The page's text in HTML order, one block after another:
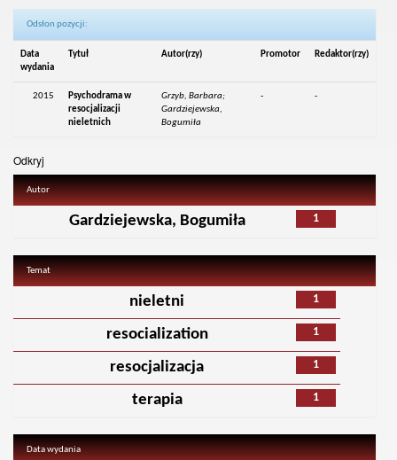
Odsłon pozycji:
Data
wydania
Tytuł Autor(rzy) Promotor Redaktor(rzy)
2015
Psychodrama w
resocjalizacji
nieletnich
Grzyb, Barbara;
Gardziejewska,
Bogumiła
- -
Odkryj
Autor
1
Gardziejewska, Bogumiła
Temat
1
nieletni
1
resocialization
1
resocjalizacja
1
terapia
Data wydania